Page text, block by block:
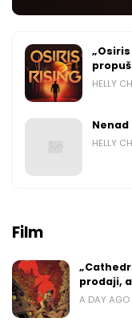
„Osiris
HELLY
Nenad
HELLY
Film
prodaji,
A DAY AGO